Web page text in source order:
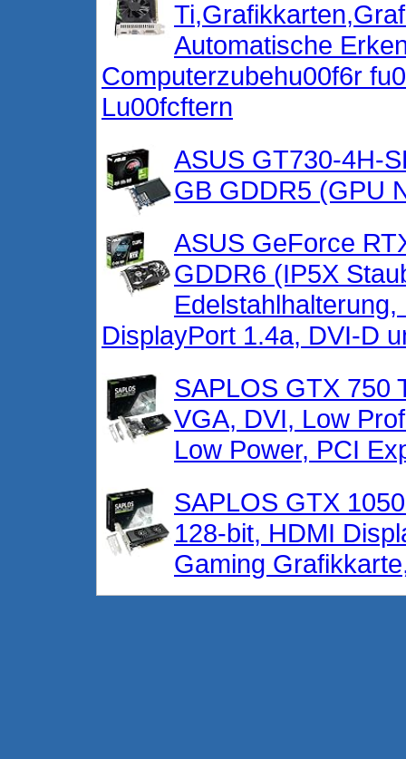
Automatische
Computerzubehu00f6r
Lu00fcftern
ASUS GT730-4H-
GB GDDR5 (GPU
ASUS GeForce
GDDR6 (IP5X
DisplayPort 1.4a, DVI-D
SAPLOS GTX 750
VGA, DVI, Low
Low Power, PCI
SAPLOS GTX
128-bit, HDMI
Gaming